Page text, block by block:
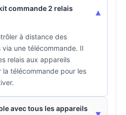
commande 2 relais
▾
à distance des
une télécommande. Il
relais aux appareils
la télécommande pour les
avec tous les appareils